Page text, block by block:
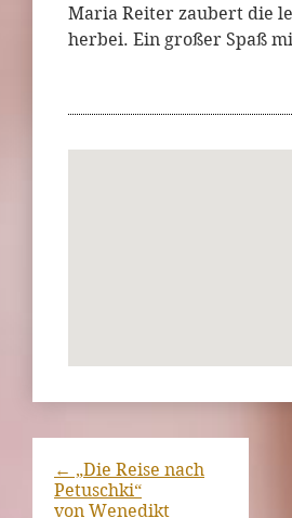
Maria Reiter zaubert die
herbei. Ein großer Spaß
← „Die Reise nach
Petuschki“
von Wenedikt